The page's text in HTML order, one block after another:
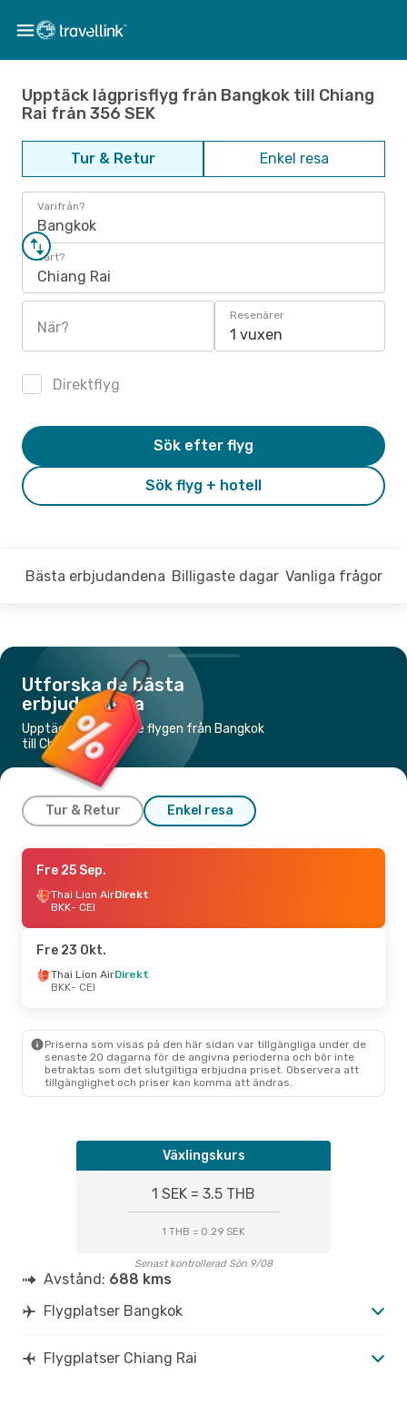
Upptäck lågprisflyg från Bangkok till Chiang
Rai från 356 SEK
Tur & Retur Enkel resa
Varifrån?
Bangkok
Vart?
Chiang Rai
När?
Resenärer
1 vuxen
Direktflyg
Sök flyg + hotell
Sök efter flyg
Bästa erbjudandena Billigaste dagar Vanliga frågor
Utforska de bästa
erbjudandena
Upptäck de billigaste flygen från Bangkok
till Chiang Rai
Tur & Retur Enkel resa
Tors 20 Aug.
Thai Vietjet AirDirekt
BKK- CEI
CEI- BKK
Fre 4 Sep. - Ons 9 Sep.
CEI
Fre 25 Sep.
Thai Lion AirDirekt
BKK- CEI
Fre 23 Okt.
Thai Lion AirDirekt
BKK- CEI
Priserna som visas på den här sidan var tillgängliga under de
senaste 20 dagarna för de angivna perioderna och bör inte
betraktas som det slutgiltiga erbjudna priset. Observera att
tillgänglighet och priser kan komma att ändras.
Växlingskurs
1 SEK = 3.5 THB
1 THB = 0.29 SEK
Senast kontrollerad Sön 9/08
Avstånd: 688 kms
Flygplatser Bangkok
Flygplatser Chiang Rai